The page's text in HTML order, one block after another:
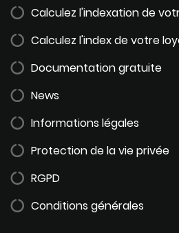
Calculez l'indexation de
Calculez l'index de votre
Documentation gratuite
News
Informations légales
Protection de la vie privée
RGPD
Conditions générales